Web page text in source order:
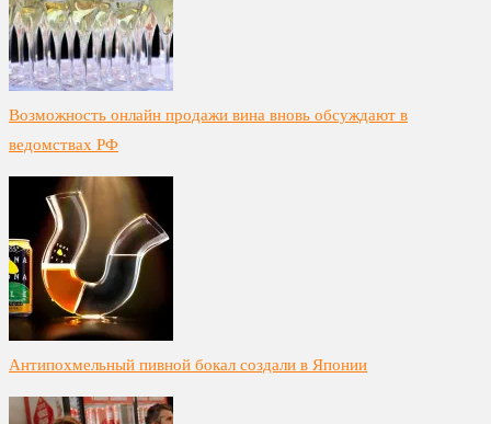
Возможность онлайн продажи вина вновь обсуждают в
ведомствах РФ
Антипохмельный пивной бокал создали в Японии